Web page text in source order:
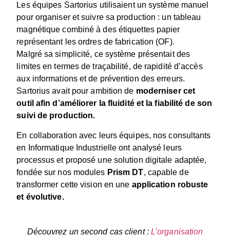
Les équipes Sartorius utilisaient un système manuel
pour organiser et suivre sa production : un tableau
magnétique combiné à des étiquettes papier
représentant les ordres de fabrication (OF).
Malgré sa simplicité, ce système présentait des
limites en termes de traçabilité, de rapidité d’accès
aux informations et de prévention des erreurs.
Sartorius avait pour ambition de moderniser cet
outil afin d’améliorer la fluidité et la fiabilité de son
suivi de production.
En collaboration avec leurs équipes, nos consultants
en Informatique Industrielle ont analysé leurs
processus et proposé une solution digitale adaptée,
fondée sur nos modules Prism DT, capable de
transformer cette vision en une application robuste
et évolutive.
Découvrez un second cas client : L’organisation